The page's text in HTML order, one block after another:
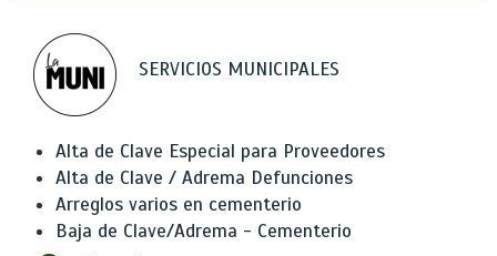
SERVICIOS MUNICIPALES
Alta de Clave Especial para Proveedores
Alta de Clave / Adrema Defunciones
Arreglos varios en cementerio
Baja de Clave/Adrema - Cementerio